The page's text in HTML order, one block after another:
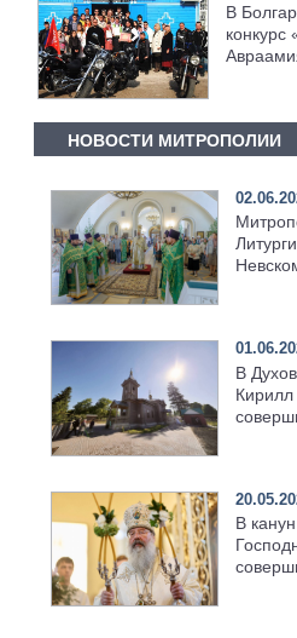
В
конкурс
НОВОСТИ МИТРОПОЛИИ
В
В